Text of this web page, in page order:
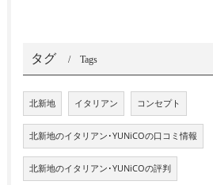
タグ Tags
北新地 イタリアン コンセプト
北新地のイタリアン･YUNiCOの口コミ情報
北新地のイタリアン･YUNiCOの評判